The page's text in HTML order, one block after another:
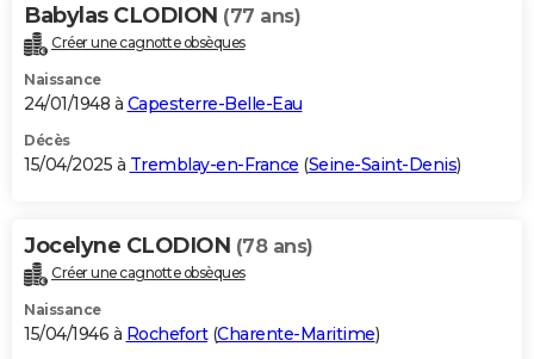
Carte de Noël
Carte Bonne année
Carte Saint-Valentin
Carte Pâques
Carte d'anniversaire
DICTIONNAIRE
Dictionnaire
Biographies
Citations
Expressions
Proverbes
PROGRAMME TV
S'inscrire
Se connecter
Lycées
Collèges
Primaires
Universités
Entreprises
Service militaire
Avis de recherche
AVIS DE DÉCÈS
Bricolage
Lifestyle
Culture
Sport
Auto
Television
Voyage
Cinema
Babylas CLODION (77 ans)
Créer une cagnotte obsèques
Naissance
24/01/1948 à Capesterre-Belle-Eau
Décès
15/04/2025 à Tremblay-en-France (Seine-Saint-Denis)
Jocelyne CLODION (78 ans)
Créer une cagnotte obsèques
Naissance
15/04/1946 à Rochefort(Charente-Maritime)